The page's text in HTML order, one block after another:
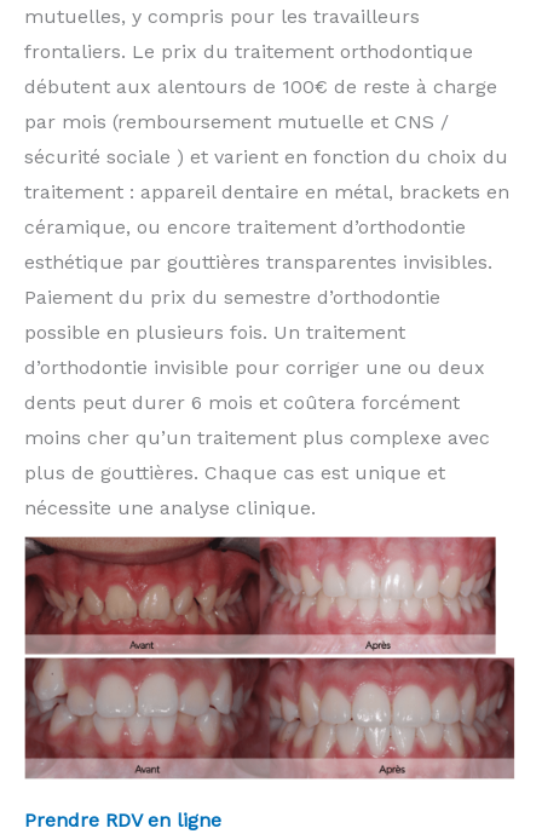
mutuelles, y compris pour les travailleurs
frontaliers. Le prix du traitement orthodontique
débutent aux alentours de 100€ de reste à charge
par mois (remboursement mutuelle et CNS /
sécurité sociale ) et varient en fonction du choix du
traitement : appareil dentaire en métal, brackets en
céramique, ou encore traitement d’orthodontie
esthétique par gouttières transparentes invisibles.
Paiement du prix du semestre d’orthodontie
possible en plusieurs fois. Un traitement
d’orthodontie invisible pour corriger une ou deux
dents peut durer 6 mois et coûtera forcément
moins cher qu’un traitement plus complexe avec
plus de gouttières. Chaque cas est unique et
nécessite une analyse clinique.
Prendre RDV en ligne